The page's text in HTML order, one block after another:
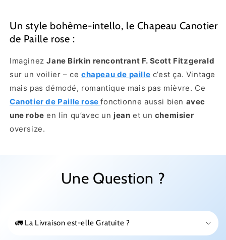
Un style bohème-intello, le Chapeau Canotier
de Paille rose :
ImaginezJane Birkin rencontrant F. Scott Fitzgerald
sur un voilier – ce chapeau de paille c’est ça. Vintage
mais pas démodé, romantique mais pas mièvre. Ce
Canotier de Paille rosefonctionne aussi bien avec
une robe en lin qu’avec un jean et un chemisier
oversize.
Une Question ?
🚛 La Livraison est-elle Gratuite ?